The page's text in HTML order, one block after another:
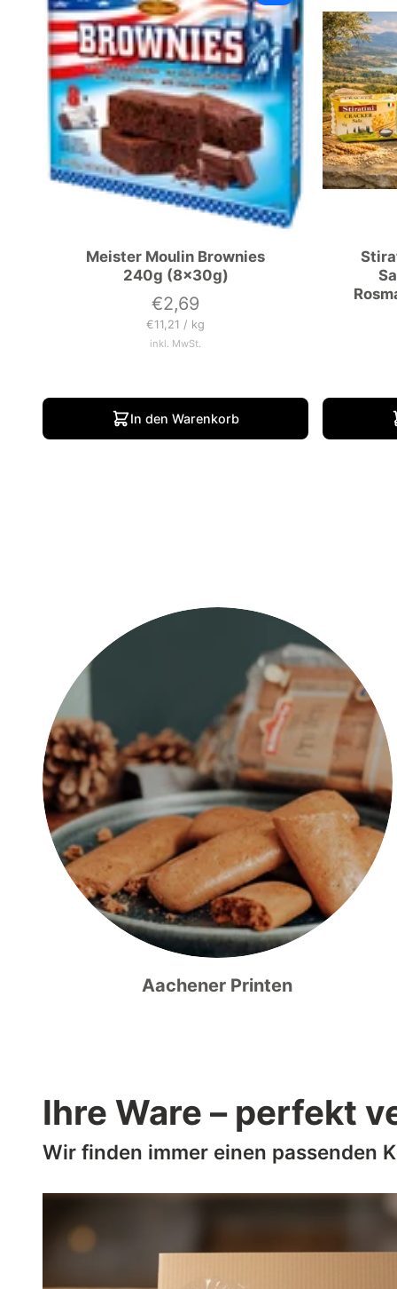
Meister Moulin Brownies
240g (8x30g)
Preis
€2,69
Grundpreis
€11,21 / pro
kg
inkl. MwSt.
In den Warenkorb
Aachener Printen
Ihre Ware – perfekt
Wir finden immer einen passenden